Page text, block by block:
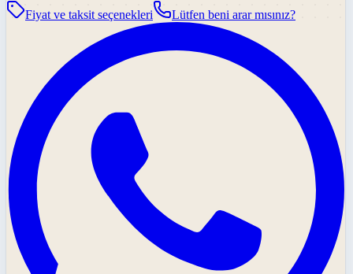
Fiyat ve taksit seçenekleri
Lütfen beni arar mısınız?